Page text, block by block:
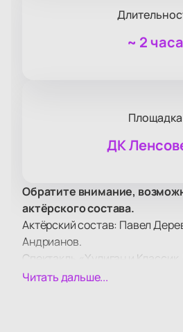
~ 2 часа
Площадка
ДК
Обратите внимание,
актёрского состава.
Актёрский состав: Павел
Андрианов.
Спектакль «Хулиган и
приглашает зрителей в Дом
Читать дальше...